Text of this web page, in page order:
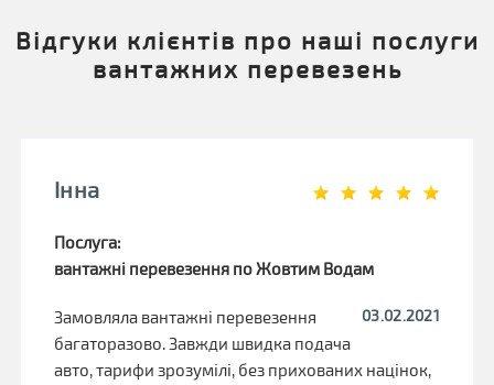
Відгуки клієнтів про наші послуги
вантажних перевезень
Інна
Послуга:
вантажні перевезення по Жовтим Водам
03.02.2021
Замовляла вантажні перевезення
багаторазово. Завжди швидка подача
авто, тарифи зрозумілі, без прихованих націнок,